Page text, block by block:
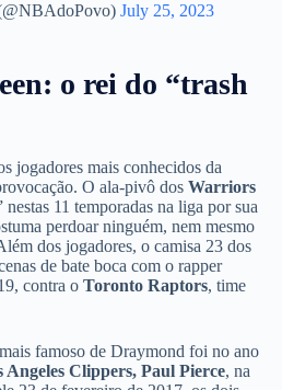
July 25, 2023
o rei do “trash
jogadores mais conhecidos da
O ala-pivô dos Warriors
11 temporadas na liga por sua
perdoar ninguém, nem mesmo
dos jogadores, o camisa 23 dos
de bate boca com o rapper
contra o Toronto Raptors, time
mais famoso de Draymond foi no ano
Angeles Clippers, Paul Pierce, na